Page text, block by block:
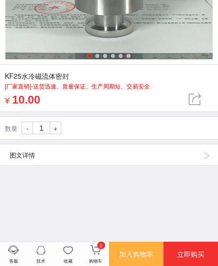
123456
KF25水冷磁流体密封
[厂家直销]-送货迅速、质量保证、生产周期短、交易安全
¥ 10.00
数量 - +
图文详情
客服 技术 收藏
0
购物车
加入购物车 立即购买